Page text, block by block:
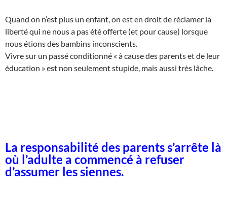
Quand on n’est plus un enfant, on est en droit de réclamer la
liberté qui ne nous a pas été offerte (et pour cause) lorsque
nous étions des bambins inconscients.
Vivre sur un passé conditionné « à cause des parents et de leur
éducation » est non seulement stupide, mais aussi très lâche.
La responsabilité des parents s’arrête là
où l’adulte a commencé à refuser
d’assumer les siennes.